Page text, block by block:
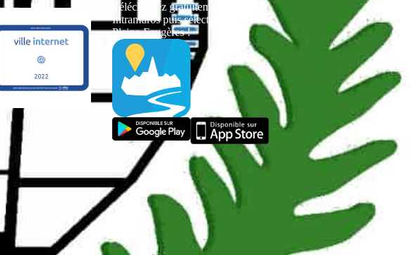
Téléchargez gratuitement
Intramuros puis sélectionnez
Pleine-Fougères !